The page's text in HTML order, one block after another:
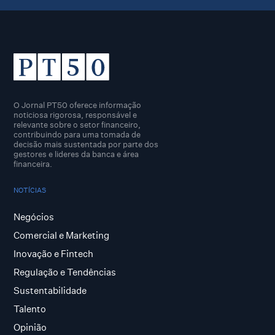
O Jornal PT50 oferece informação
noticiosa rigorosa, responsável e
relevante sobre o setor financeiro,
contribuindo para uma tomada de
decisão mais sustentada por parte dos
gestores e lideres da banca e área
financeira.
NOTÍCIAS
Negócios
Comercial e Marketing
Inovação e Fintech
Regulação e Tendências
Sustentabilidade
Talento
Opinião